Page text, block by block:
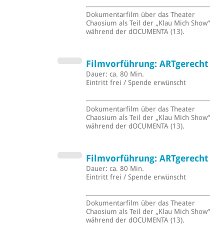
Dokumentarfilm über das Theater
Chaosium als Teil der „Klau Mich Show“
während der dOCUMENTA (13).
Filmvorführung: ARTgerecht
Dauer: ca. 80 Min.
Eintritt frei / Spende erwünscht
Dokumentarfilm über das Theater
Chaosium als Teil der „Klau Mich Show“
während der dOCUMENTA (13).
Filmvorführung: ARTgerecht
Dauer: ca. 80 Min.
Eintritt frei / Spende erwünscht
Dokumentarfilm über das Theater
Chaosium als Teil der „Klau Mich Show“
während der dOCUMENTA (13).